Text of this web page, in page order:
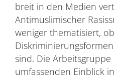
breit in den Medien
Antimuslimischer
weniger thematisiert,
sind. Die
umfassenden Einblick